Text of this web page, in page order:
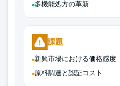
多機能処方の革新
課題
新興市場における価格感度
原料調達と認証コスト